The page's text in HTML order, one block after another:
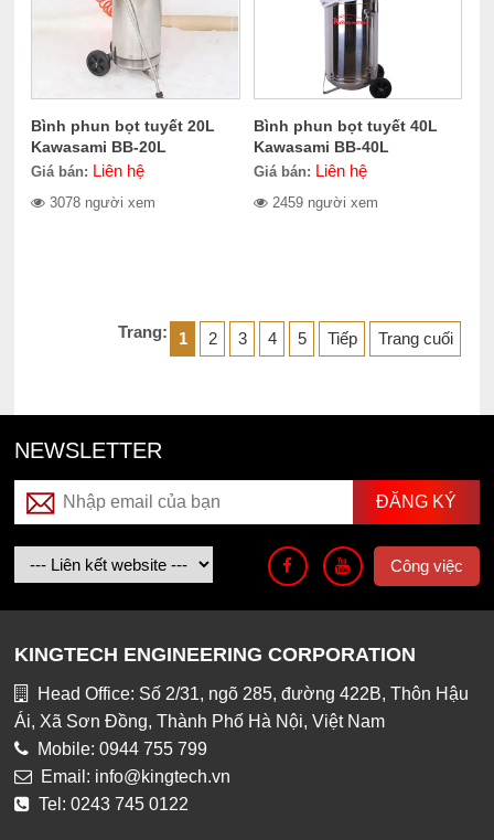
Bình phun bọt tuyết 20L
Kawasami BB-20L
Giá bán: Liên hệ
3078 người xem
Bình phun bọt tuyết 40L
Kawasami BB-40L
Giá bán: Liên hệ
2459 người xem
Trang: 1 2 3 4 5 Tiếp Trang cuối
NEWSLETTER
Công việc
KINGTECH ENGINEERING CORPORATION
Head Office: Số 2/31, ngõ 285, đường 422B, Thôn Hậu
Ái, Xã Sơn Đồng, Thành Phố Hà Nội, Việt Nam
Mobile: 0944 755 799
Email: info@kingtech.vn
Tel: 0243 745 0122